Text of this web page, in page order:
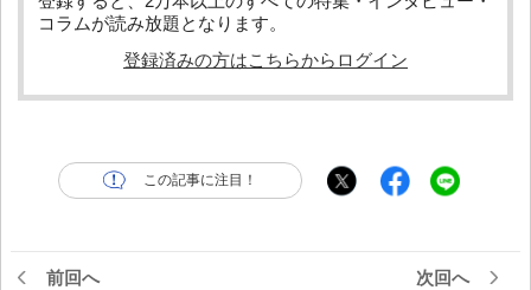
コラムが読み放題となります。
登録済みの方はこちらからログイン
この記事に注目！
前回へ 次回へ